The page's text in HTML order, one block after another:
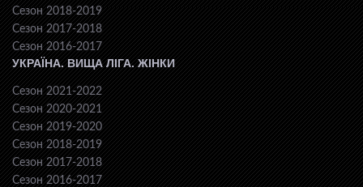
Сезон 2018-2019
Сезон 2017-2018
Сезон 2016-2017
УКРАЇНА. ВИЩА ЛІГА. ЖІНКИ
Сезон 2021-2022
Сезон 2020-2021
Сезон 2019-2020
Сезон 2018-2019
Сезон 2017-2018
Сезон 2016-2017